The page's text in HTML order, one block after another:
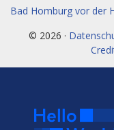
Bad Homburg vor der
© 2026 ·